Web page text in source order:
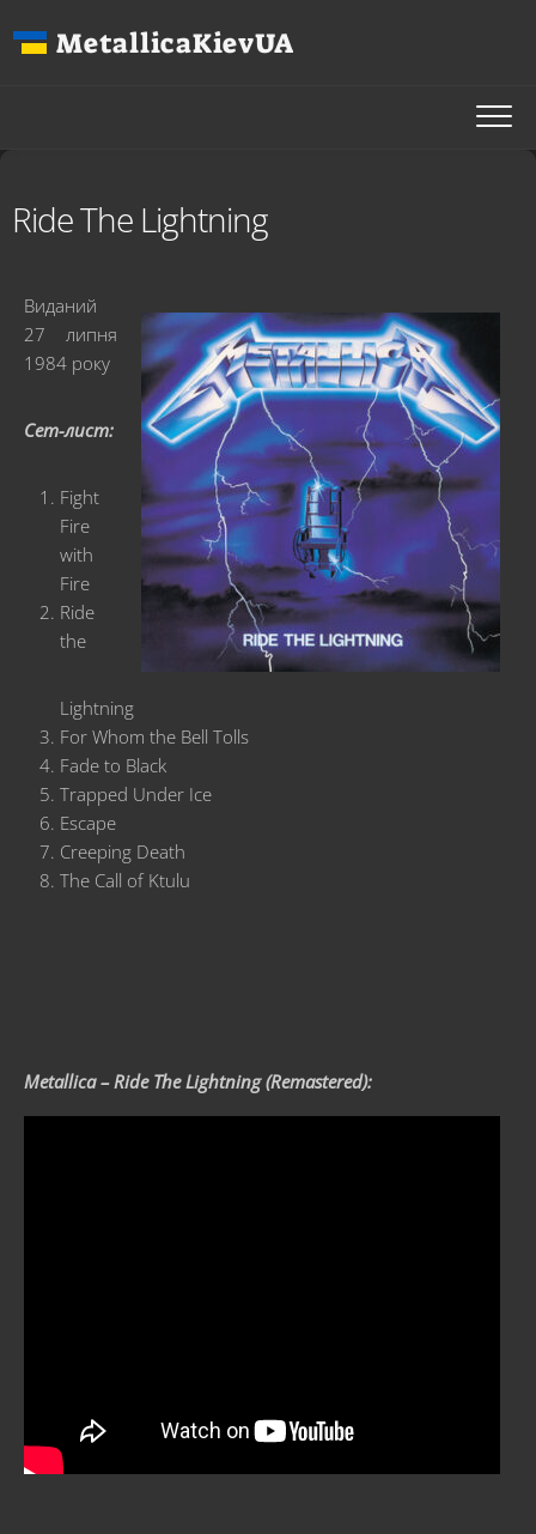
до
MetallicaKievUA
Ride The Lightning
Виданий
27 липня
1984 року
Сет-лист:
Fight
Fire
with
Fire
Ride
the
Lightning
For Whom the Bell Tolls
Fade to Black
Trapped Under Ice
Escape
Creeping Death
The Call of Ktulu
Metallica – Ride The Lightning (Remastered):